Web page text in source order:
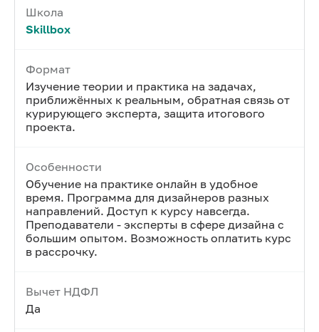
Школа
Skillbox
Формат
Изучение теории и практика на задачах,
приближённых к реальным, обратная связь от
курирующего эксперта, защита итогового
проекта.
Особенности
Обучение на практике онлайн в удобное
время. Программа для дизайнеров разных
направлений. Доступ к курсу навсегда.
Преподаватели - эксперты в сфере дизайна с
большим опытом. Возможность оплатить курс
в рассрочку.
Вычет НДФЛ
Да